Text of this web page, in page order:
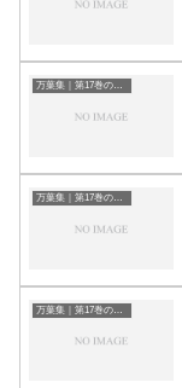
万葉集｜第17巻の和歌一覧
万葉集｜第17巻の和歌一覧
万葉集｜第17巻の和歌一覧